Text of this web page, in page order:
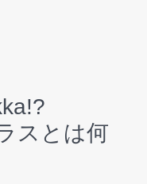
スとは何